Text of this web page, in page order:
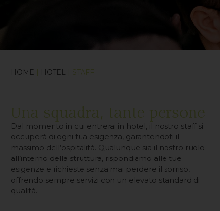
HOME | HOTEL | STAFF
Una squadra, tante persone
Dal momento in cui entrerai in hotel, il nostro staff si
occuperà di ogni tua esigenza, garantendoti il
massimo dell’ospitalità. Qualunque sia il nostro ruolo
all’interno della struttura, rispondiamo alle tue
esigenze e richieste senza mai perdere il sorriso,
offrendo sempre servizi con un elevato standard di
qualità.